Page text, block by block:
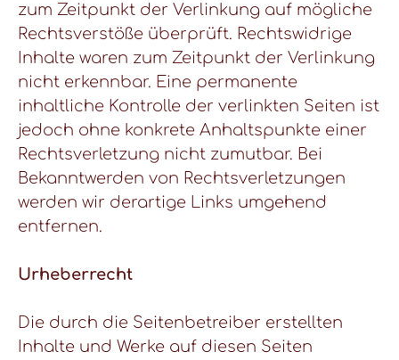
zum Zeitpunkt der Verlinkung auf mögliche
Rechtsverstöße überprüft. Rechtswidrige
Inhalte waren zum Zeitpunkt der Verlinkung
nicht erkennbar. Eine permanente
inhaltliche Kontrolle der verlinkten Seiten ist
jedoch ohne konkrete Anhaltspunkte einer
Rechtsverletzung nicht zumutbar. Bei
Bekanntwerden von Rechtsverletzungen
werden wir derartige Links umgehend
entfernen.
Urheberrecht
Die durch die Seitenbetreiber erstellten
Inhalte und Werke auf diesen Seiten